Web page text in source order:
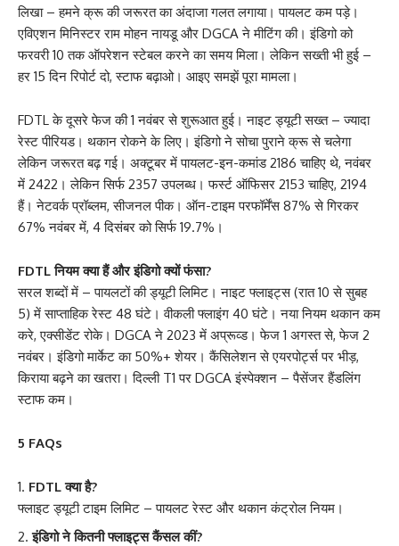
लिखा – हमने क्रू की जरूरत का अंदाजा गलत लगाया। पायलट कम पड़े।
एविएशन मिनिस्टर राम मोहन नायडू और DGCA ने मीटिंग की। इंडिगो को
फरवरी 10 तक ऑपरेशन स्टेबल करने का समय मिला। लेकिन सख्ती भी हुई –
हर 15 दिन रिपोर्ट दो, स्टाफ बढ़ाओ। आइए समझें पूरा मामला।
FDTL के दूसरे फेज की 1 नवंबर से शुरूआत हुई। नाइट ड्यूटी सख्त – ज्यादा
रेस्ट पीरियड। थकान रोकने के लिए। इंडिगो ने सोचा पुराने क्रू से चलेगा
लेकिन जरूरत बढ़ गई। अक्टूबर में पायलट-इन-कमांड 2186 चाहिए थे, नवंबर
में 2422। लेकिन सिर्फ 2357 उपलब्ध। फर्स्ट ऑफिसर 2153 चाहिए, 2194
हैं। नेटवर्क प्रॉब्लम, सीजनल पीक। ऑन-टाइम परफॉर्मेंस 87% से गिरकर
67% नवंबर में, 4 दिसंबर को सिर्फ 19.7%।
FDTL नियम क्या हैं और इंडिगो क्यों फंसा?
सरल शब्दों में – पायलटों की ड्यूटी लिमिट। नाइट फ्लाइट्स (रात 10 से सुबह
5) में साप्ताहिक रेस्ट 48 घंटे। वीकली फ्लाइंग 40 घंटे। नया नियम थकान कम
करे, एक्सीडेंट रोके। DGCA ने 2023 में अप्रूव्ड। फेज 1 अगस्त से, फेज 2
नवंबर। इंडिगो मार्केट का 50%+ शेयर। कैंसिलेशन से एयरपोर्ट्स पर भीड़,
किराया बढ़ने का खतरा। दिल्ली T1 पर DGCA इंस्पेक्शन – पैसेंजर हैंडलिंग
स्टाफ कम।
5 FAQs
FDTL क्या है?
फ्लाइट ड्यूटी टाइम लिमिट – पायलट रेस्ट और थकान कंट्रोल नियम।
इंडिगो ने कितनी फ्लाइट्स कैंसल कीं?